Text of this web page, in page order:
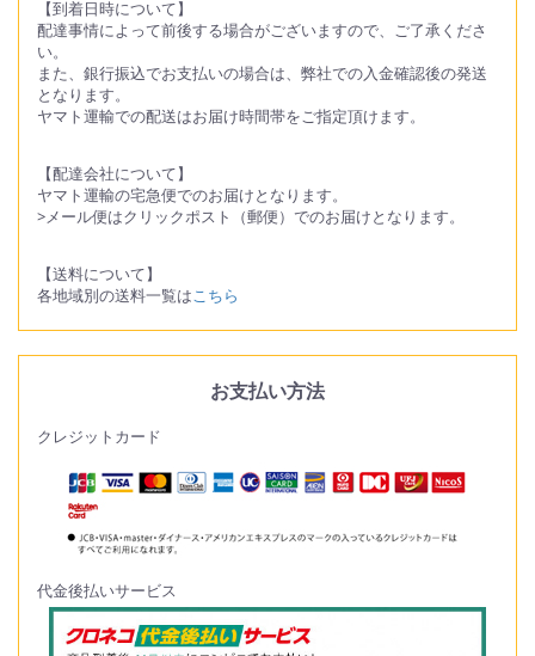
【到着日時について】
配達事情によって前後する場合がございますので、ご了承くださ
い。
また、銀行振込でお支払いの場合は、弊社での入金確認後の発送
となります。
ヤマト運輸での配送はお届け時間帯をご指定頂けます。
【配達会社について】
ヤマト運輸の宅急便でのお届けとなります。
>メール便はクリックポスト（郵便）でのお届けとなります。
【送料について】
各地域別の送料一覧はこちら
お支払い方法
クレジットカード
代金後払いサービス